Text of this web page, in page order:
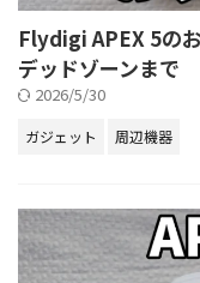
Flydigi APEX 5の
デッドゾーンまで
2026/5/30
ガジェット 周辺機器